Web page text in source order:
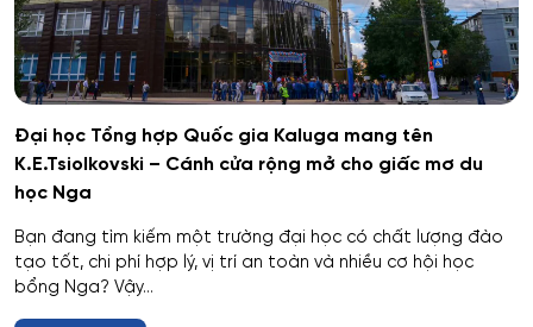
Hóa dầu và công nghệ sinh học
Hóa học
Hóa học cơ bản và ứng dụng
Hóa học, Vật lý và Cơ học Vật liệu
Hóa nông và khoa học đất nông nghiệp
Hóa sinh y học
Đại học Tổng hợp Quốc gia Kaluga mang tên
K.E.Tsiolkovski – Cánh cửa rộng mở cho giấc mơ du
học Nga
Bạn đang tìm kiếm một trường đại học có chất lượng đào
tạo tốt, chi phí hợp lý, vị trí an toàn và nhiều cơ hội học
bổng Nga? Vậy...